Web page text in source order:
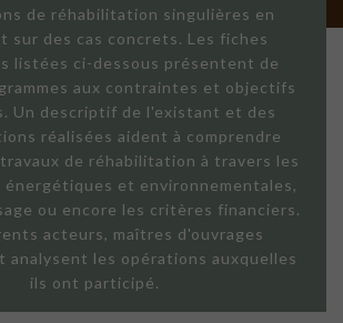
de réhabilitation singulières en
sur des cas concrets. Les fiches
listées ci-dessous présentent de
aux contraintes et objectifs
Un descriptif de l'existant et des
réalisées aident à comprendre
de réhabilitation à travers les
énergétiques et environnementales,
ou encore les critères financiers.
acteurs, maîtres d'ouvrages
analysent les opérations auxquelles
ils ont participé.